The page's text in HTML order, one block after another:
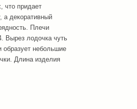
что придает
а декоративный
Плечи
Вырез лодочка чуть
образует небольшие
Длина изделия